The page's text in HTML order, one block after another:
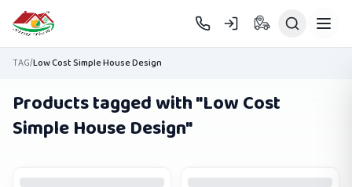
Skip to main content
TAG/Low Cost Simple House Design
Products tagged with "Low Cost
Simple House Design"